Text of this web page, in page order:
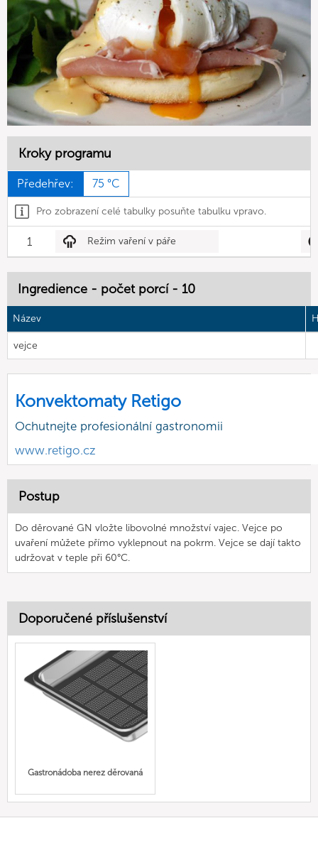
Kroky programu
Předehřev: 75 °C
Pro zobrazení celé tabulky posuňte tabulku vpravo.
1 Režim vaření v páře
Ingredience - počet porcí - 10
Název
vejce
Konvektomaty Retigo
Ochutnejte profesionální gastronomii
www.retigo.cz
Postup
Do děrované GN vložte libovolné množství vajec. Vejce po
uvaření můžete přímo vyklepnout na pokrm. Vejce se dají takto
udržovat v teple při 60°C.
Doporučené příslušenství
Gastronádoba nerez děrovaná